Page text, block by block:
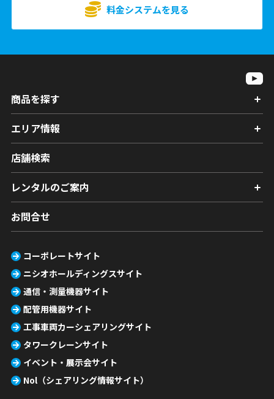
料金システムを見る
商品を探す
エリア情報
店舗検索
レンタルのご案内
お問合せ
コーポレートサイト
ニシオホールディングスサイト
通信・測量機器サイト
配管用機器サイト
工事車両カーシェアリングサイト
タワークレーンサイト
イベント・展示会サイト
Nol（シェアリング情報サイト）